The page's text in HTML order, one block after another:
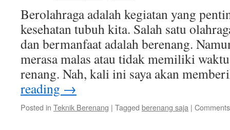
Berolahraga adalah kegiatan yang
kesehatan tubuh kita. Salah satu
dan bermanfaat adalah berenang.
merasa malas atau tidak memiliki
renang. Nah, kali ini saya akan
reading →
Posted in Teknik Berenang | Tagged berenang saja |